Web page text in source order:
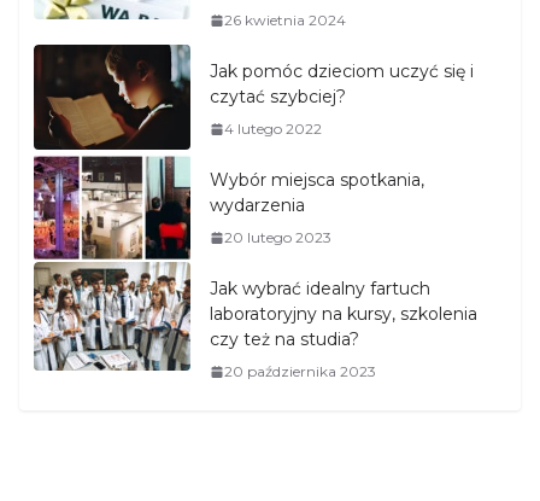
26 kwietnia 2024
Jak pomóc dzieciom uczyć się i
czytać szybciej?
4 lutego 2022
Wybór miejsca spotkania,
wydarzenia
20 lutego 2023
Jak wybrać idealny fartuch
laboratoryjny na kursy, szkolenia
czy też na studia?
20 października 2023